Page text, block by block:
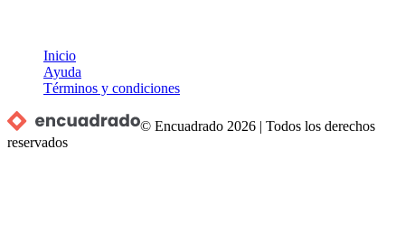
Inicio
Ayuda
Términos y condiciones
© Encuadrado 2026 |Todos los derechos
reservados